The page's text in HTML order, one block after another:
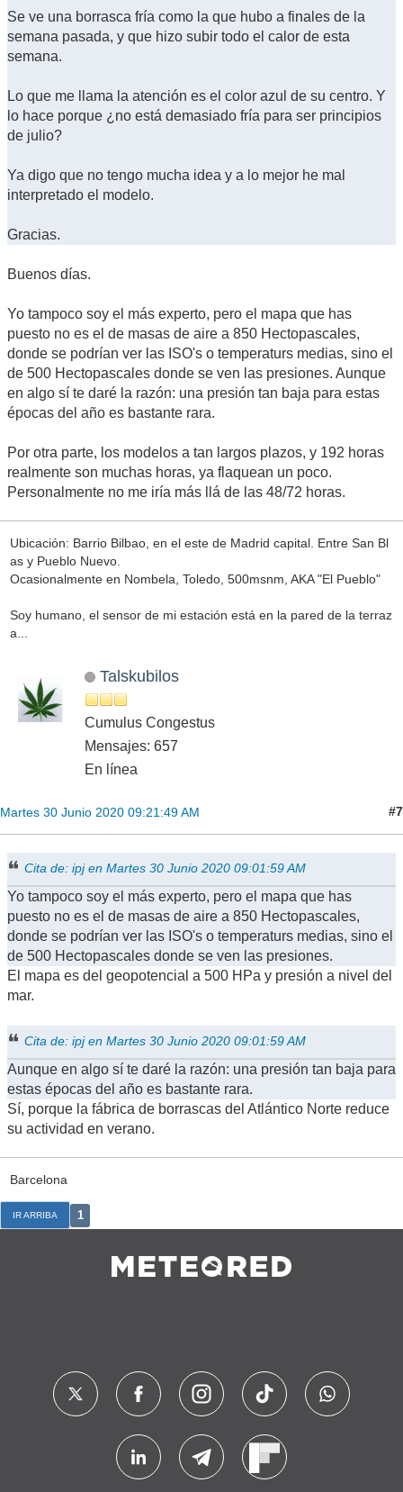
Se ve una borrasca fría como la que hubo a finales de la
semana pasada, y que hizo subir todo el calor de esta
semana.
Lo que me llama la atención es el color azul de su centro. Y
lo hace porque ¿no está demasiado fría para ser principios
de julio?
Ya digo que no tengo mucha idea y a lo mejor he mal
interpretado el modelo.
Gracias.
Buenos días.
Yo tampoco soy el más experto, pero el mapa que has
puesto no es el de masas de aire a 850 Hectopascales,
donde se podrían ver las ISO's o temperaturs medias, sino el
de 500 Hectopascales donde se ven las presiones. Aunque
en algo sí te daré la razón: una presión tan baja para estas
épocas del año es bastante rara.
Por otra parte, los modelos a tan largos plazos, y 192 horas
realmente son muchas horas, ya flaquean un poco.
Personalmente no me iría más llá de las 48/72 horas.
Ubicación: Barrio Bilbao, en el este de Madrid capital. Entre San Bl
as y Pueblo Nuevo.
Ocasionalmente en Nombela, Toledo, 500msnm, AKA "El Pueblo"
Soy humano, el sensor de mi estación está en la pared de la terraz
a...
Talskubilos
Cumulus Congestus
Mensajes: 657
En línea
Martes 30 Junio 2020 09:21:49 AM #7
Cita de: ipj en Martes 30 Junio 2020 09:01:59 AM
Yo tampoco soy el más experto, pero el mapa que has
puesto no es el de masas de aire a 850 Hectopascales,
donde se podrían ver las ISO's o temperaturs medias, sino el
de 500 Hectopascales donde se ven las presiones.
El mapa es del geopotencial a 500 HPa y presión a nivel del
mar.
Cita de: ipj en Martes 30 Junio 2020 09:01:59 AM
Aunque en algo sí te daré la razón: una presión tan baja para
estas épocas del año es bastante rara.
Sí, porque la fábrica de borrascas del Atlántico Norte reduce
su actividad en verano.
Barcelona
IR ARRIBA 1